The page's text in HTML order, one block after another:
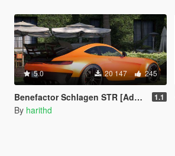
5.0 20 147 245
Benefactor Schlagen STR [Add-On] 1.1
By harithd